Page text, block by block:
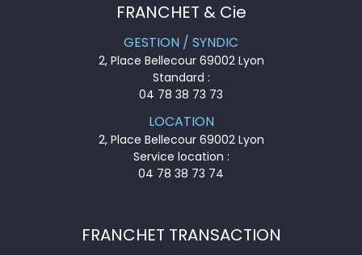
FRANCHET & Cie
GESTION / SYNDIC
2, Place Bellecour 69002 Lyon
Standard :
04 78 38 73 73
LOCATION
2, Place Bellecour 69002 Lyon
Service location :
04 78 38 73 74
FRANCHET TRANSACTION